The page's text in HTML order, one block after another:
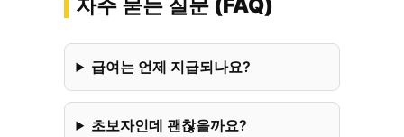
자주 묻는 질문 (FAQ)
급여는 언제 지급되나요?
초보자인데 괜찮을까요?